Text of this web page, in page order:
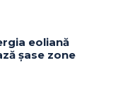
eoliană
șase zone